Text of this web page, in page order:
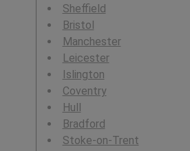
Sheffield
Bristol
Manchester
Leicester
Islington
Coventry
Hull
Bradford
Stoke-on-Trent